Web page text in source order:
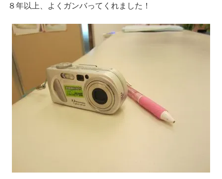
８年以上、よくガンバってくれました！